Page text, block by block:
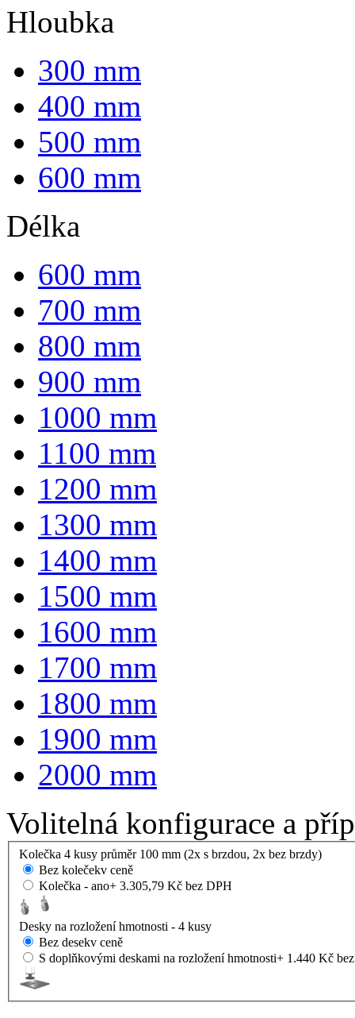
Hloubka
300 mm
400 mm
500 mm
600 mm
Délka
600 mm
700 mm
800 mm
900 mm
1000 mm
1100 mm
1200 mm
1300 mm
1400 mm
1500 mm
1600 mm
1700 mm
1800 mm
1900 mm
2000 mm
Volitelná konfigurace a
Kolečka 4 kusy průměr 100 mm (2x s brzdou, 2x bez brzdy)
Bez kolečekv ceně
Kolečka - ano+ 3.305,79 Kč bez DPH
Desky na rozložení hmotnosti - 4 kusy
Bez desekv ceně
S doplňkovými deskami na rozložení hmotnosti+ 1.440 Kč